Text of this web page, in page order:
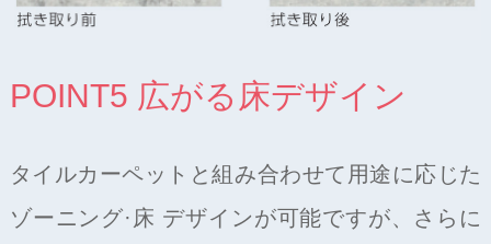
POINT5 広がる床デザイン
タイルカーペットと組み合わせて用途に応じた
ゾーニング·床 デザインが可能ですが、さらに